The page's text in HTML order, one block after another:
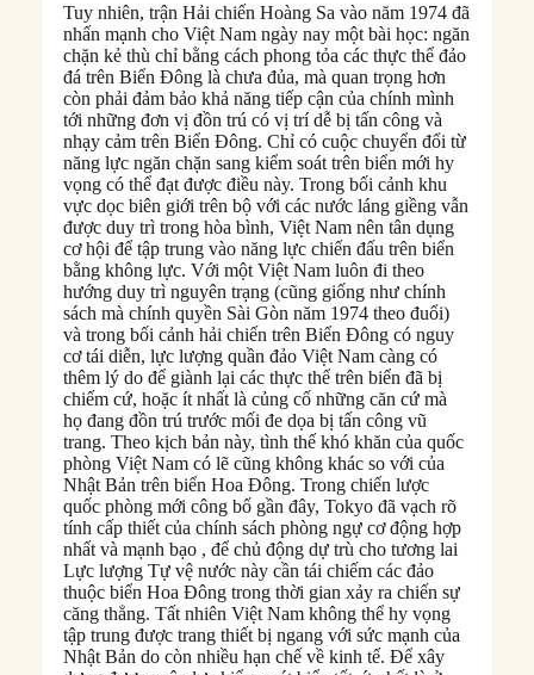
Tuy nhiên, trận Hải chiến Hoàng Sa vào năm 1974 đã
nhấn mạnh cho Việt Nam ngày nay một bài học: ngăn
chặn kẻ thù chỉ bằng cách phong tỏa các thực thể đảo
đá trên Biển Đông là chưa đủa, mà quan trọng hơn
còn phải đảm bảo khả năng tiếp cận của chính mình
tới những đơn vị đồn trú có vị trí dễ bị tấn công và
nhạy cảm trên Biển Đông. Chỉ có cuộc chuyển đổi từ
năng lực ngăn chặn sang kiểm soát trên biển mới hy
vọng có thể đạt được điều này. Trong bối cảnh khu
vực dọc biên giới trên bộ với các nước láng giềng vẫn
được duy trì trong hòa bình, Việt Nam nên tân dụng
cơ hội để tập trung vào năng lực chiến đấu trên biển
bằng không lực. Với một Việt Nam luôn đi theo
hướng duy trì nguyên trạng (cũng giống như chính
sách mà chính quyền Sài Gòn năm 1974 theo đuổi)
và trong bối cảnh hải chiến trên Biển Đông có nguy
cơ tái diễn, lực lượng quần đảo Việt Nam càng có
thêm lý do để giành lại các thực thể trên biển đã bị
chiếm cứ, hoặc ít nhất là củng cố những căn cứ mà
họ đang đồn trú trước mối đe dọa bị tấn công vũ
trang. Theo kịch bản này, tình thế khó khăn của quốc
phòng Việt Nam có lẽ cũng không khác so với của
Nhật Bản trên biển Hoa Đông. Trong chiến lược
quốc phòng mới công bố gần đây, Tokyo đã vạch rõ
tính cấp thiết của chính sách phòng ngự cơ động hợp
nhất và mạnh bạo , để chủ động dự trù cho tương lai
Lực lượng Tự vệ nước này cần tái chiếm các đảo
thuộc biển Hoa Đông trong thời gian xảy ra chiến sự
căng thẳng. Tất nhiên Việt Nam không thể hy vọng
tập trung được trang thiết bị ngang với sức mạnh của
Nhật Bản do còn nhiều hạn chế về kinh tế. Để xây